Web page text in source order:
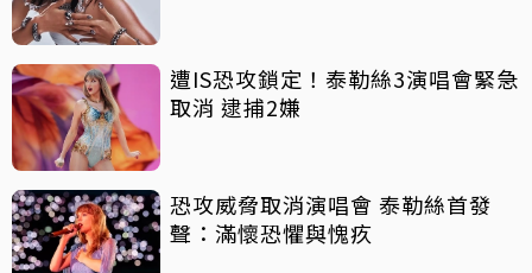
遭IS恐攻鎖定！泰勒絲3演唱會緊急
取消 逮捕2嫌
恐攻威脅取消演唱會 泰勒絲首發
聲：滿懷恐懼與愧疚